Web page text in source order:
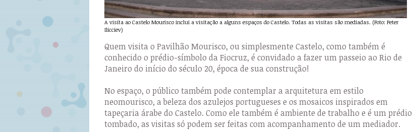
A visita ao Castelo Mourisco inclui a visitação a alguns espaços do Castelo. Todas as visitas são mediadas. (Foto: Peter
Ilicciev)
Quem visita o Pavilhão Mourisco, ou simplesmente Castelo, como também é
conhecido o prédio-símbolo da Fiocruz, é convidado a fazer um passeio ao Rio de
Janeiro do início do século 20, época de sua construção!
No espaço, o público também pode contemplar a arquitetura em estilo
neomourisco, a beleza dos azulejos portugueses e os mosaicos inspirados em
tapeçaria árabe do Castelo. Como ele também é ambiente de trabalho e é um prédio
tombado, as visitas só podem ser feitas com acompanhamento de um mediador.